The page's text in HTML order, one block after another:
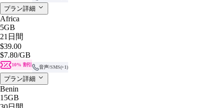
プラン詳細
Africa
5GB
21日間
$39.00
$7.80/GB
10% 割引 音声/SMS(+1)
プラン詳細
Benin
15GB